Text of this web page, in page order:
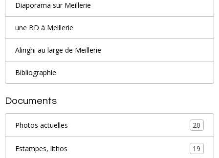
Diaporama sur Meillerie
une BD à Meillerie
Alinghi au large de Meillerie
Bibliographie
Documents
Photos actuelles 20
Estampes, lithos 19